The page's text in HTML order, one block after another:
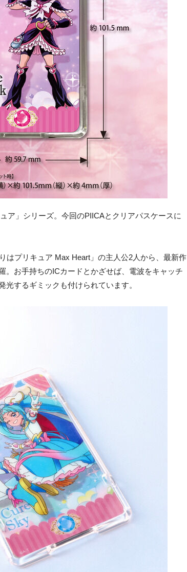
ア」シリーズ。今回のPIICAとクリアパスケースに
はプリキュア Max Heart」の主人公2人から、最新作
。お手持ちのICカードとかざせば、電波をキャッチ
光するギミックも付けられています。